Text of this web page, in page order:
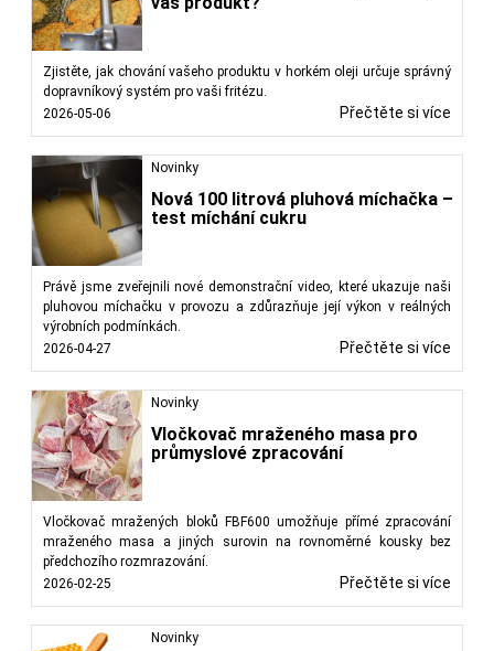
Zjistěte, jak chování vašeho produktu v horkém oleji určuje správný
dopravníkový systém pro vaši fritézu.
2026-05-06
Přečtěte si více
Novinky
Nová 100 litrová pluhová míchačka –
test míchání cukru
Právě jsme zveřejnili nové demonstrační video, které ukazuje naši
pluhovou míchačku v provozu a zdůrazňuje její výkon v reálných
výrobních podmínkách.
2026-04-27
Přečtěte si více
Novinky
Vločkovač mraženého masa pro
průmyslové zpracování
Vločkovač mražených bloků FBF600 umožňuje přímé zpracování
mraženého masa a jiných surovin na rovnoměrné kousky bez
předchozího rozmrazování.
2026-02-25
Přečtěte si více
Novinky